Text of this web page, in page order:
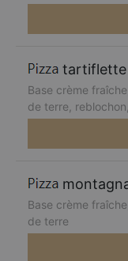
tartiflette
Base crème
de terre,
Base crème
de terre